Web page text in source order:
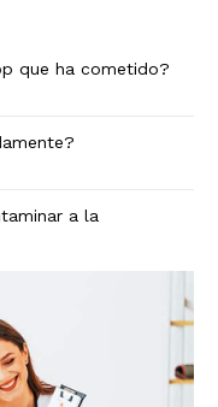
que ha cometido?
a la